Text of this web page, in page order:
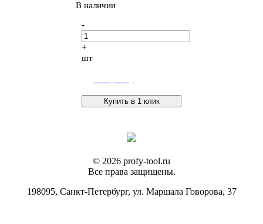
В наличии
-
+
шт
Купить в 1 клик
© 2026 profy-tool.ru
Все права защищены.
198095, Санкт-Петербург, ул. Маршала Говорова, 37